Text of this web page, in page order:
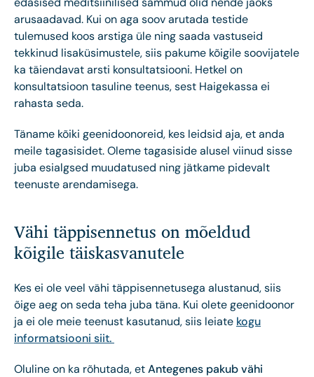
arusaadavad. Kui on aga soov arutada testide
tulemused koos arstiga üle ning saada vastuseid
tekkinud lisaküsimustele, siis pakume kõigile soovijatele
ka täiendavat arsti konsultatsiooni. Hetkel on
konsultatsioon tasuline teenus, sest Haigekassa ei
rahasta seda.
Täname kõiki geenidoonoreid, kes leidsid aja, et anda
meile tagasisidet. Oleme tagasiside alusel viinud sisse
juba esialgsed muudatused ning jätkame pidevalt
teenuste arendamisega.
Vähi täppisennetus on mõeldud
kõigile täiskasvanutele
Kes ei ole veel vähi täppisennetusega alustanud, siis
õige aeg on seda teha juba täna. Kui olete geenidoonor
ja ei ole meie teenust kasutanud, siis leiate kogu
informatsiooni siit.
Oluline on ka rõhutada, etAntegenes pakub vähi